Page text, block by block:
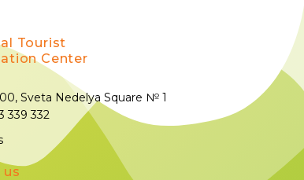
Tourist
Center
Sveta Nedelya Square № 1
339 332
us